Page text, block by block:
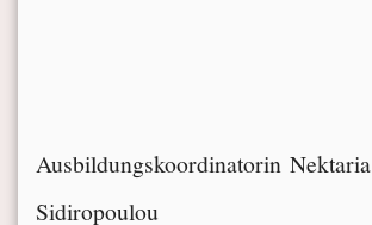
Ausbildungskoordinatorin Nektaria
Sidiropoulou